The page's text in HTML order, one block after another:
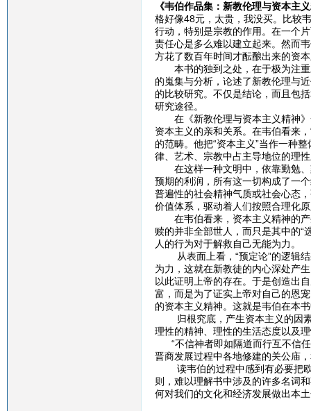
《韦伯作品集：新教伦理与资本主
格好像48元，太贵，我没买。比较
行动，特别是宗教的作用。在一个
责任心是多么难以建立起来。然而
方花了数百年时间才酝酿出来的资
本书的独到之处，在于极为注重
的嵬集与分析，论述了新教伦理与
的比较研究。不仅是结论，而且包
研究途径。
在《新教伦理与资本主义精神》
资本主义的亲和关系。在韦伯看来
的范畴。他把“资本主义”当作一种
律、艺术、宗教中占主导地位的理
在这样一种文明中，依靠勤勉、
预期的利润，所有这一切构成了一
普遍性的社会精神气质或社会心态
价值体系，驱动着人们按照合理化
在韦伯看来，资本主义精神的产
赎的并非全部世人，而只是其中的“
人的行为对于解救自己无能为力。
从表面上看，“预定论”的逻辑结
为力，这就在新教徒的内心深处产
以此证明上帝的存在。于是创造出
富，而是为了证实上帝对自己的恩
的资本主义精神。这就是韦伯在本
归根究底，产生资本主义的因素
理性的精神、理性的生活态度以及
“不信神者即如隔道而行互不信任
晋商发展过程中各地修建的关公庙
读韦伯的过程中感到有必要把欧
则，难以理解书中涉及的许多名词
何对我们的文化和经济发展做出本